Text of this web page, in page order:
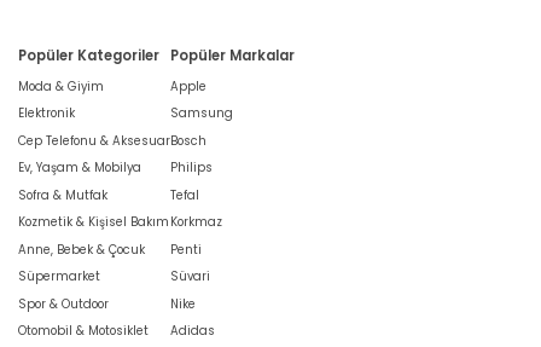
Popüler Kategoriler
Moda & Giyim
Elektronik
Cep Telefonu & Aksesuar
Ev, Yaşam & Mobilya
Sofra & Mutfak
Kozmetik & Kişisel Bakım
Anne, Bebek & Çocuk
Süpermarket
Spor & Outdoor
Otomobil & Motosiklet
Popüler Markalar
Apple
Samsung
Bosch
Philips
Tefal
Korkmaz
Penti
Süvari
Nike
Adidas